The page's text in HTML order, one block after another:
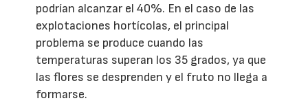
podrían alcanzar el 40%. En el caso de las
explotaciones hortícolas, el principal
problema se produce cuando las
temperaturas superan los 35 grados, ya que
las flores se desprenden y el fruto no llega a
formarse.